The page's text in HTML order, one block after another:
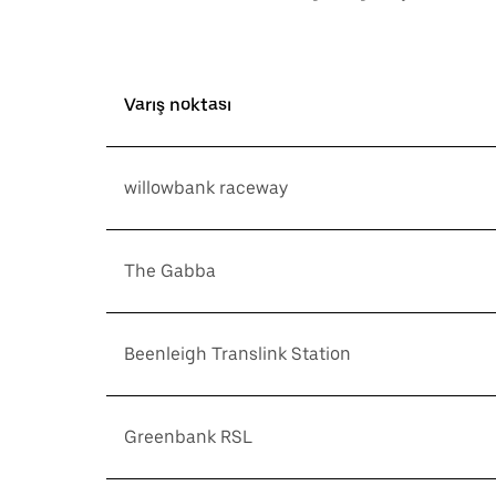
Varış noktası
willowbank raceway
The Gabba
Beenleigh Translink Station
Greenbank RSL